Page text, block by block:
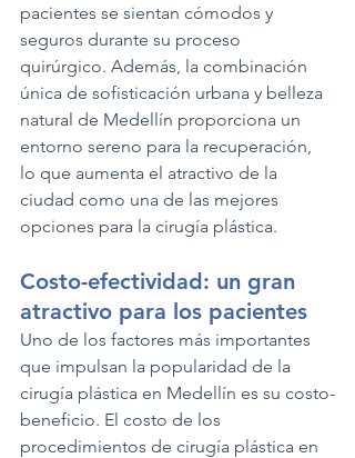
pacientes se sientan cómodos y
seguros durante su proceso
quirúrgico. Además, la combinación
única de sofisticación urbana y belleza
natural de Medellín proporciona un
entorno sereno para la recuperación,
lo que aumenta el atractivo de la
ciudad como una de las mejores
opciones para la cirugía plástica.
Costo-efectividad: un gran
atractivo para los pacientes
Uno de los factores más importantes
que impulsan la popularidad de la
cirugía plástica en Medellín es su costo-
beneficio. El costo de los
procedimientos de cirugía plástica en